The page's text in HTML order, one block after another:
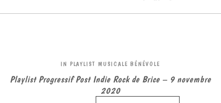
IN PLAYLIST MUSICALE BÉNÉVOLE
Playlist Progressif Post Indie Rock de Brice – 9 novembre
2020